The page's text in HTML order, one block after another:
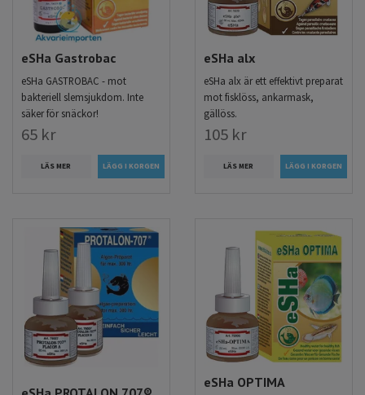
eSHa Gastrobac
eSHa GASTROBAC - mot
bakteriell slemsjukdom. Inte
säker för snäckor!
65 kr
LÄS MER
eSHa alx
eSHa alx är ett effektivt preparat
mot fisklöss, ankarmask,
gällöss.
105 kr
LÄS MER
eSHa OPTIMA